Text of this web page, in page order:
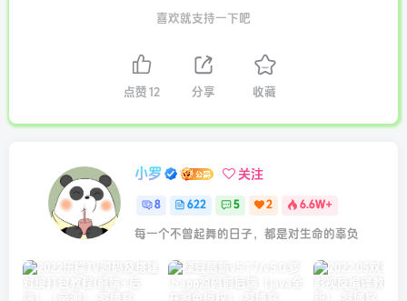
喜欢就支持一下吧
点赞 12 分享 收藏
小罗 关注
8 622 5 2 6.6W+
每一个不曾起舞的日子，都是对生命的辜负